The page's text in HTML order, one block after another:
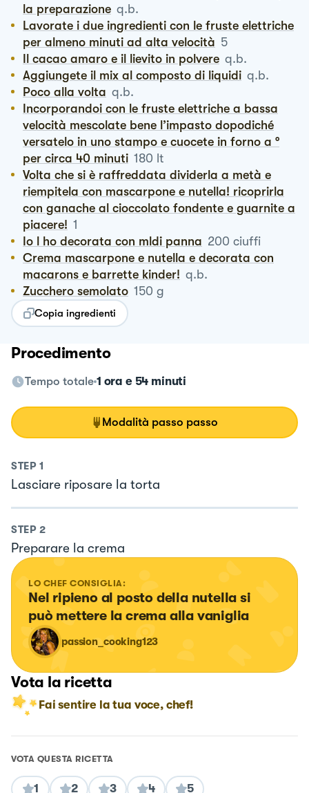
la preparazione q.b.
Lavorate i due ingredienti con le fruste elettriche
per almeno minuti ad alta velocità 5
Il cacao amaro e il lievito in polvere q.b.
Aggiungete il mix al composto di liquidi q.b.
Poco alla volta q.b.
Incorporandoi con le fruste elettriche a bassa
velocità mescolate bene l’impasto dopodiché
versatelo in uno stampo e cuocete in forno a °
per circa 40 minuti 180 lt
Volta che si è raffreddata dividerla a metà e
riempitela con mascarpone e nutella! ricoprirla
con ganache al cioccolato fondente e guarnite a
piacere! 1
Io l ho decorata con mldi panna 200 ciuffi
Crema mascarpone e nutella e decorata con
macarons e barrette kinder! q.b.
Zucchero semolato 150 g
Copia ingredienti
Procedimento
Tempo totale 1 ora e 54 minuti
Modalità passo passo
STEP 1
Lasciare riposare la torta
STEP 2
Preparare la crema
LO CHEF CONSIGLIA:
Nel ripieno al posto della nutella si
può mettere la crema alla vaniglia
passion_cooking123
Vota la ricetta
Fai sentire la tua voce, chef!
VOTA QUESTA RICETTA
1 2 3 4 5